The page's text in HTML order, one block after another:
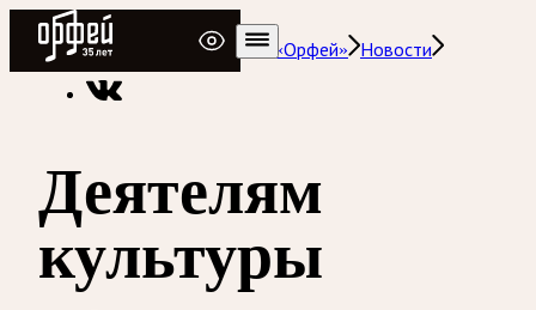
Радио Орфей
Радио классической музыки «Орфей»
Новости
Деятелям
культуры